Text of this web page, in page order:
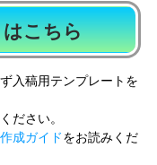
こちら
入稿用テンプレートを
ださい。
成ガイドをお読みくだ